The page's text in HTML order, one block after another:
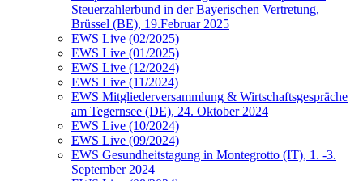
Steuerzahlerbund in der Bayerischen Vertretung,
Brüssel (BE), 19.Februar 2025
EWS Live (02/2025)
EWS Live (01/2025)
EWS Live (12/2024)
EWS Live (11/2024)
EWS Mitgliederversammlung & Wirtschaftsgespräche
am Tegernsee (DE), 24. Oktober 2024
EWS Live (10/2024)
EWS Live (09/2024)
EWS Gesundheitstagung in Montegrotto (IT), 1. -3.
September 2024